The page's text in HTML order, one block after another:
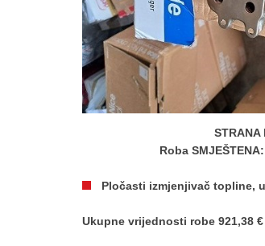
STRANA
Roba SMJEŠTENA:
Pločasti izmjenjivač topline,
Ukupne vrijednosti robe 921,38 €